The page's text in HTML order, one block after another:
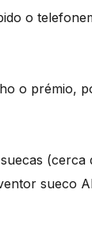
o
o prémio,
(cerca
sueco